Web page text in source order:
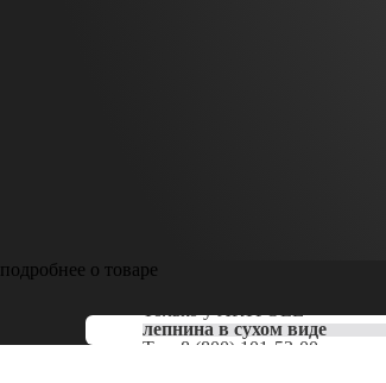
подробнее о товаре
Только уARTPOLE
лепнина в сухом виде
Тел: 8 (800) 101-53-00